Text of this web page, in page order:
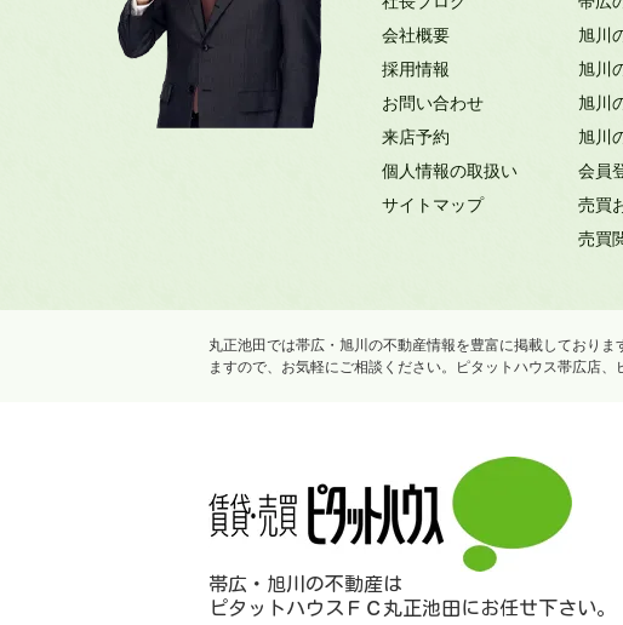
会社概要
採用情報
お問い合わせ
来店予約
個人情報の取扱い
サイトマップ
旭川
旭川
旭川
旭川
会員
売買
売買
丸正池田では帯広・旭川の不動産情報を豊富に掲載しており
ますので、お気軽にご相談ください。ピタットハウス帯広店
帯広・旭川の不動産は
ピタットハウスＦＣ丸正池田にお任せ下さい。